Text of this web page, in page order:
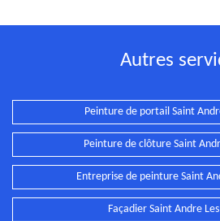
Autres
Peinture de portail Saint
Peinture de clôture Saint
Entreprise de peinture Saint
Façadier Saint Andre